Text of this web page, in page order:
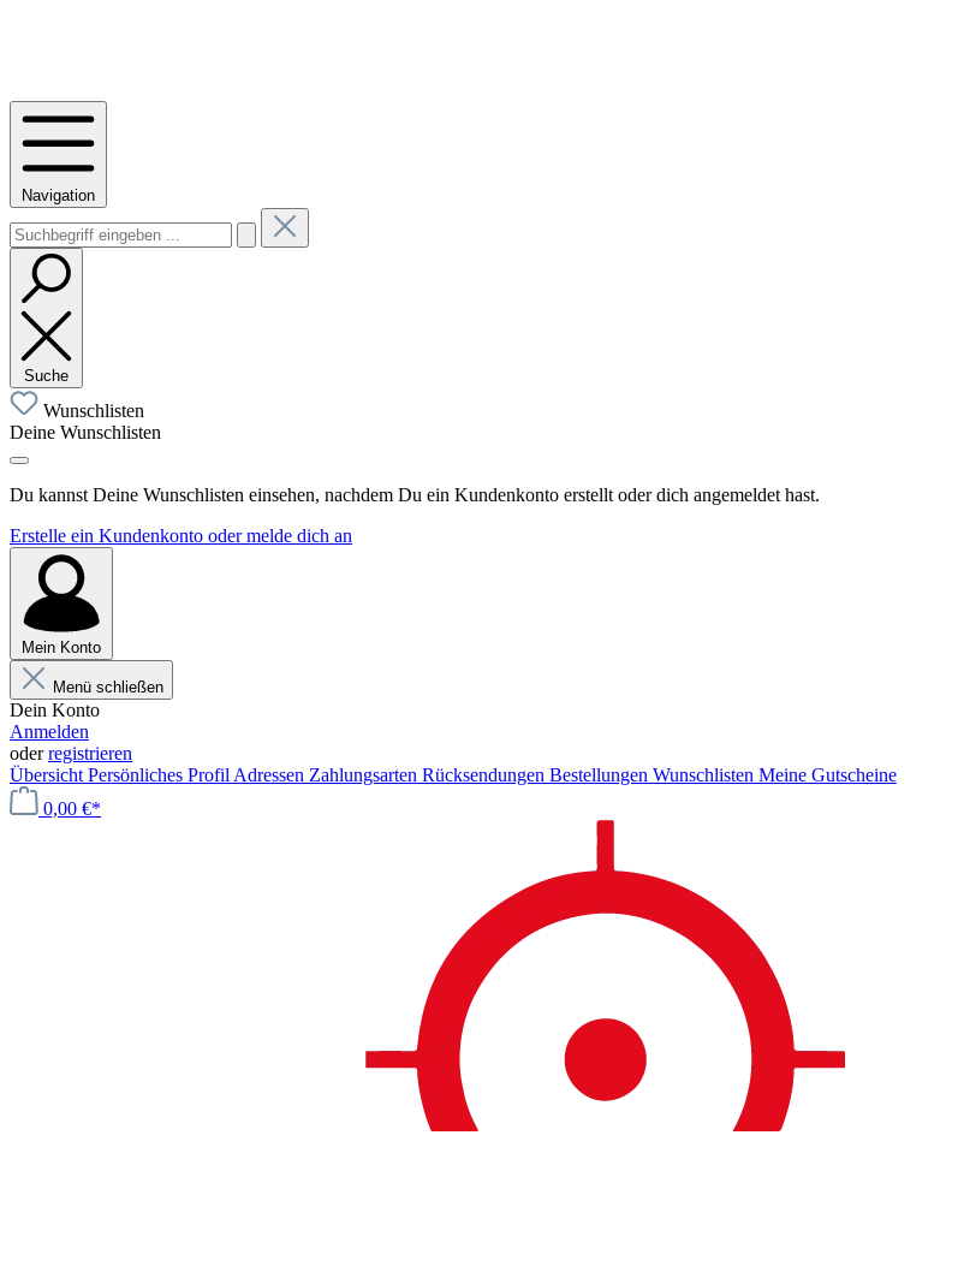
Navigation
Suche
Wunschlisten
Deine Wunschlisten
Du kannst Deine Wunschlisten einsehen, nachdem Du ein Kundenkonto erstellt oder dich angemeldet hast.
Erstelle ein Kundenkonto oder melde dich an
Mein Konto
Menü schließen
Dein Konto
Anmelden
oderregistrieren
Übersicht Persönliches Profil Adressen Zahlungsarten Rücksendungen Bestellungen Wunschlisten Meine Gutscheine
0,00 €*